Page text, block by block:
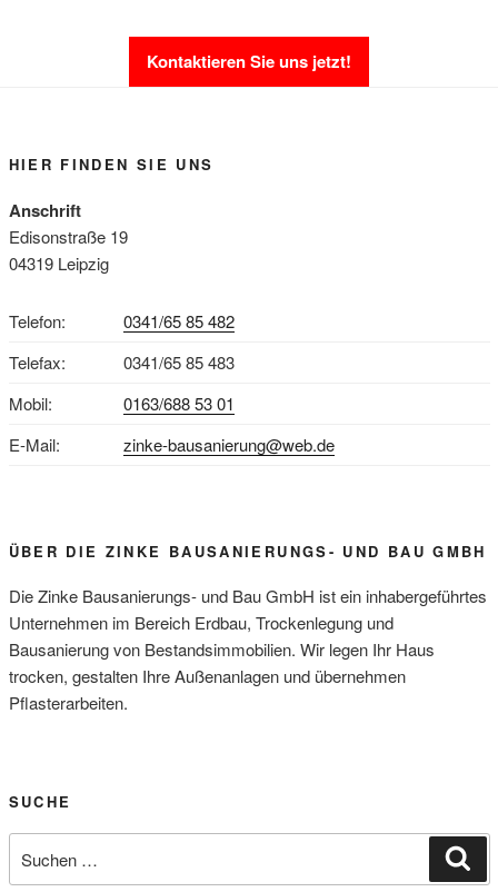
Kontaktieren Sie uns jetzt!
HIER FINDEN SIE UNS
Anschrift
Edisonstraße 19
04319 Leipzig
Telefon:
0341/65 85 482
Telefax:
0341/65 85 483
Mobil:
0163/688 53 01
E-Mail:
zinke-bausanierung@web.de
ÜBER DIE ZINKE BAUSANIERUNGS- UND BAU GMBH
Die Zinke Bausanierungs- und Bau GmbH ist ein inhabergeführtes
Unternehmen im Bereich Erdbau, Trockenlegung und
Bausanierung von Bestandsimmobilien. Wir legen Ihr Haus
trocken, gestalten Ihre Außenanlagen und übernehmen
Pflasterarbeiten.
SUCHE
nach: